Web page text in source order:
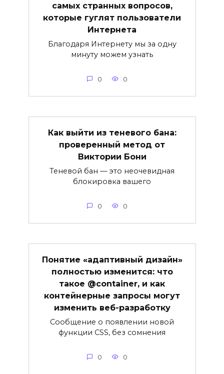
самых странных вопросов,
которые гуглят пользователи
Интернета
Благодаря Интернету мы за одну
минуту можем узнать
0 0
Как выйти из теневого бана:
проверенный метод от
Виктории Бони
Теневой бан — это неочевидная
блокировка вашего
0 0
Понятие «адаптивный дизайн»
полностью изменится: что
такое @container, и как
контейнерные запросы могут
изменить веб-разработку
Сообщение о появлении новой
функции CSS, без сомнения
0 0